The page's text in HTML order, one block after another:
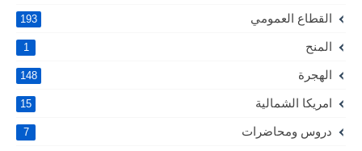
القطاع العمومي 193
المنح 1
الهجرة 148
امريكا الشمالية 15
دروس ومحاضرات 7